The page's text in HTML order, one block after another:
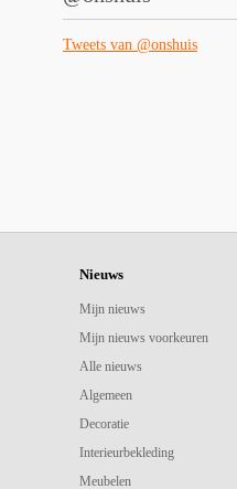
Tweets van @onshuis
Nieuws
Mijn nieuws
Mijn nieuws voorkeuren
Alle nieuws
Algemeen
Decoratie
Interieurbekleding
Meubelen